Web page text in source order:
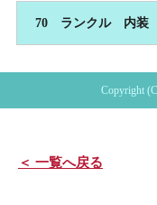
70 ランクル 内装
Copyright
＜ 一覧へ戻る